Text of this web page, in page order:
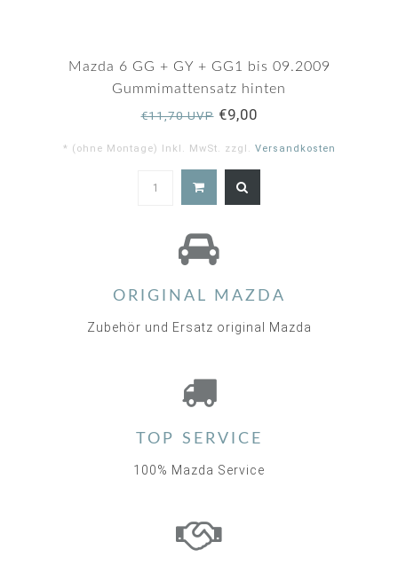
Mazda 6 GG + GY + GG1 bis 09.2009
Gummimattensatz hinten
€11,70 UVP€9,00
* (ohne Montage) Inkl. MwSt. zzgl. Versandkosten
ORIGINAL MAZDA
Zubehör und Ersatz original Mazda
TOP SERVICE
100% Mazda Service